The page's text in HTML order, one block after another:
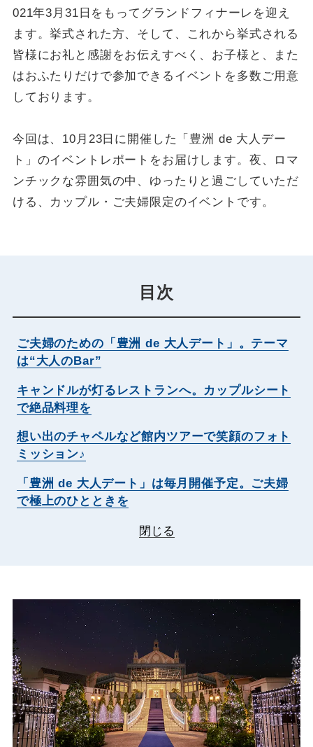
021年3月31日をもってグランドフィナーレを迎え
ます。挙式された方、そして、これから挙式される
皆様にお礼と感謝をお伝えすべく、お子様と、また
はおふたりだけで参加できるイベントを多数ご用意
しております。
今回は、10月23日に開催した「豊洲 de 大人デー
ト」のイベントレポートをお届けします。夜、ロマ
ンチックな雰囲気の中、ゆったりと過ごしていただ
ける、カップル・ご夫婦限定のイベントです。
目次
ご夫婦のための「豊洲 de 大人デート」。テーマ
は“大人のBar”
キャンドルが灯るレストランへ。カップルシート
で絶品料理を
想い出のチャペルなど館内ツアーで笑顔のフォト
ミッション♪
「豊洲 de 大人デート」は毎月開催予定。ご夫婦
で極上のひとときを
閉じる